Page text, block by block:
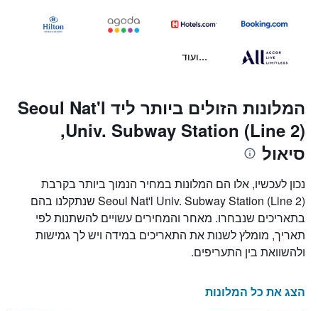
...ועוד
המלונות הזולים ביותר ליד Seoul Nat'l
Univ. Subway Station (Line 2),
סיאול
נכון לעכשיו, אלו הם המלונות במחיר הנמוך ביותר בקרבת
Seoul Nat'l Univ. Subway Station (Line 2) שנתקלנו בהם
בתאריכים שנבחרו. מאחר והמחירים עשויים להשתנות לפי
תאריך, מומלץ לשנות את התאריכים במידה ויש לך גמישות
ולהשוואת בין התעריפים.
הצג את כל המלונות